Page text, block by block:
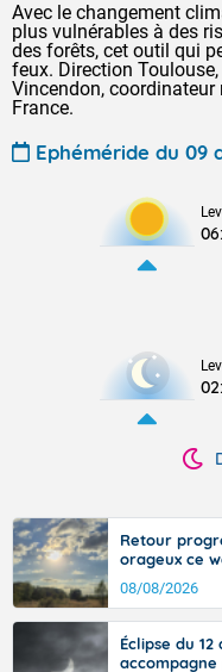
Avec le changement
plus vulnérables à des
des forêts, cet outil qui
feux. Direction
Vincendon,
France.
Ephéméride du 09
Retour
orageux ce
08/08/2026
Éclipse du